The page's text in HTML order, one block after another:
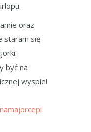
oraz
staram się
być na
wyspie!